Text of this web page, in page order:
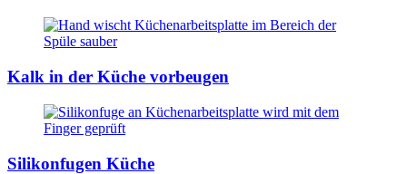
Kalk in der Küche vorbeugen
Silikonfugen Küche